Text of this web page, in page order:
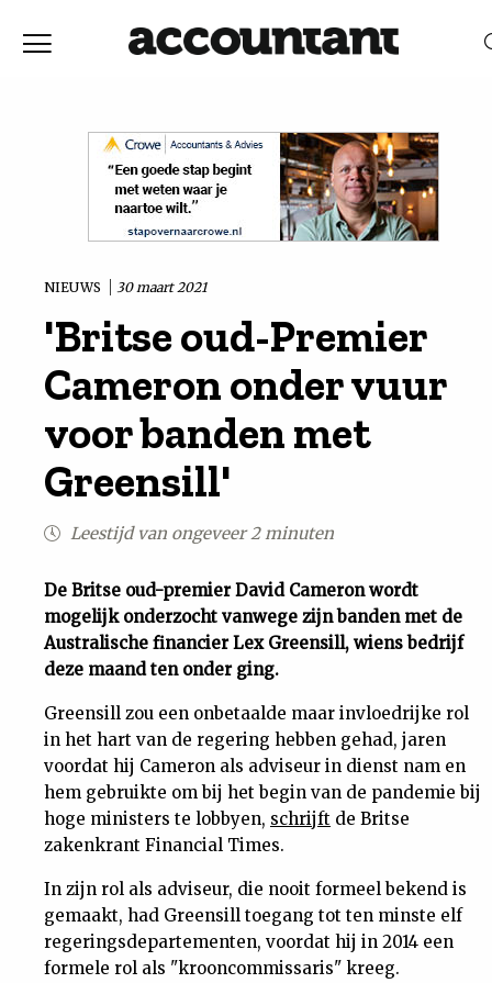
Vaktechniek
Achtergrond
Uit
Feiten
Cijfers
Tuchtrecht
Magazine
Podcast
Dossiers
NIEUWS 30 maart 2021
'Britse oud-Premier
Cameron onder vuur
voor banden met
Greensill'
Leestijd van ongeveer 2 minuten
De Britse oud-premier David Cameron wordt
mogelijk onderzocht vanwege zijn banden met de
Australische financier Lex Greensill, wiens bedrijf
deze maand ten onder ging.
Greensill zou een onbetaalde maar invloedrijke rol
in het hart van de regering hebben gehad, jaren
voordat hij Cameron als adviseur in dienst nam en
hem gebruikte om bij het begin van de pandemie bij
hoge ministers te lobbyen, schrijft de Britse
zakenkrant Financial Times.
In zijn rol als adviseur, die nooit formeel bekend is
gemaakt, had Greensill toegang tot ten minste elf
regeringsdepartementen, voordat hij in 2014 een
formele rol als "krooncommissaris" kreeg.
RELEVANTIEDATUM